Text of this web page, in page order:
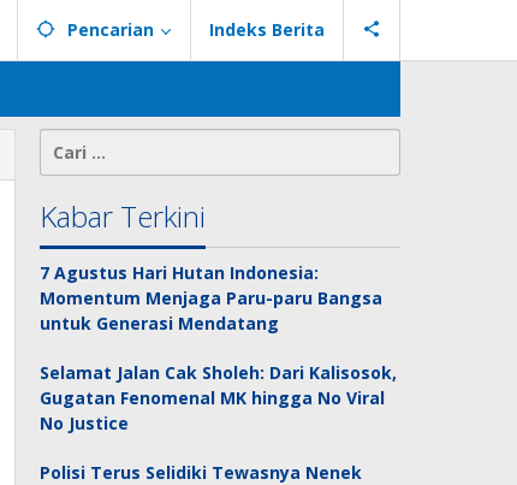
Pencarian Indeks Berita
Cari
untuk:
Kabar Terkini
7 Agustus Hari Hutan Indonesia:
Momentum Menjaga Paru-paru Bangsa
untuk Generasi Mendatang
Selamat Jalan Cak Sholeh: Dari Kalisosok,
Gugatan Fenomenal MK hingga No Viral
No Justice
Polisi Terus Selidiki Tewasnya Nenek